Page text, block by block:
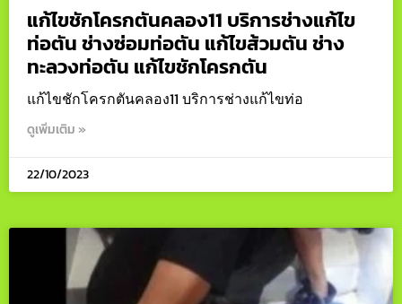
แก้ไขชักโครกตันคลอง11 บริการช่างแก้ไข
ท่อตัน ช่างซ่อมท่อตัน แก้ไขส้วมตัน ช่าง
ทะลวงท่อตัน แก้ไขชักโครกตัน
แก้ไขชักโครกตันคลอง11 บริการช่างแก้ไขท่อ
ดูเพิ่มเติม »
22/10/2023